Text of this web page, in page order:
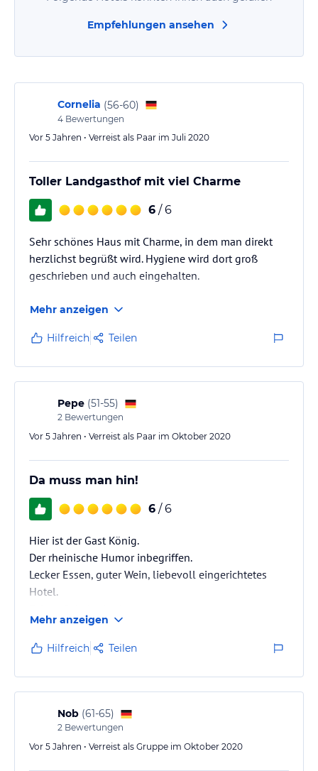
Empfehlungen ansehen
Cornelia (56-60)
4 Bewertungen
Vor 5 Jahren • Verreist als Paar im Juli 2020
Toller Landgasthof mit viel Charme
6 / 6
Sehr schönes Haus mit Charme, in dem man direkt
herzlichst begrüßt wird. Hygiene wird dort groß
geschrieben und auch eingehalten.
Mehr anzeigen
Hilfreich Teilen
Pepe (51-55)
2 Bewertungen
Vor 5 Jahren • Verreist als Paar im Oktober 2020
Da muss man hin!
6 / 6
Hier ist der Gast König.
Der rheinische Humor inbegriffen.
Lecker Essen, guter Wein, liebevoll eingerichtetes
Hotel.
Mehr anzeigen
Hilfreich Teilen
Nob (61-65)
2 Bewertungen
Vor 5 Jahren • Verreist als Gruppe im Oktober 2020